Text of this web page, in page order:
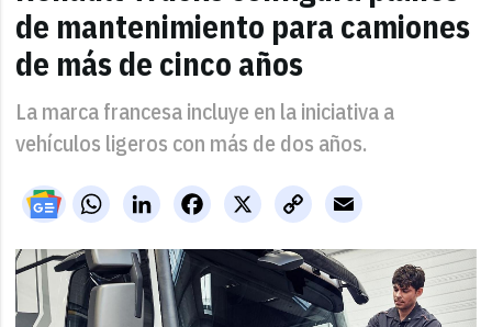
de mantenimiento para camiones
de más de cinco años
La marca francesa incluye en la iniciativa a
vehículos ligeros con más de dos años.
WhatsAppLinkedIn X
Facebook
Copy
Link
Email